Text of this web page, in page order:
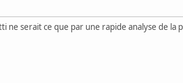
ne serait ce que par une rapide analyse de la